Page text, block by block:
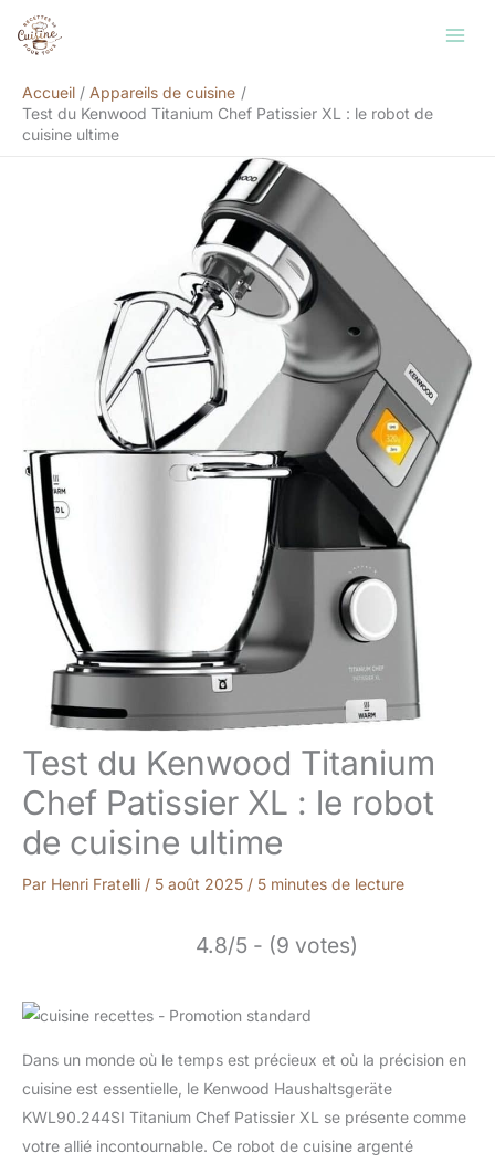
Accueil
Appareils de cuisine
Test du Kenwood Titanium Chef Patissier XL : le robot de
cuisine ultime
Test du Kenwood Titanium
Chef Patissier XL : le robot
de cuisine ultime
Par Henri Fratelli / 5 août 2025 / 5 minutes de lecture
4.8/5 - (9 votes)
Dans un monde où le temps est précieux et où la précision en
cuisine est essentielle, le Kenwood Haushaltsgeräte
KWL90.244SI Titanium Chef Patissier XL se présente comme
votre allié incontournable. Ce robot de cuisine argenté
Rechercher